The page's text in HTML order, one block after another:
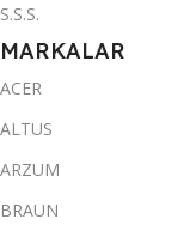
S.S.S.
MARKALAR
ACER
ALTUS
ARZUM
BRAUN